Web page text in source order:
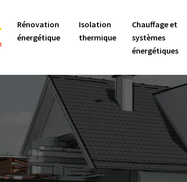
Rénovation
énergétique
Isolation
thermique
Chauffage et
systèmes
énergétiques